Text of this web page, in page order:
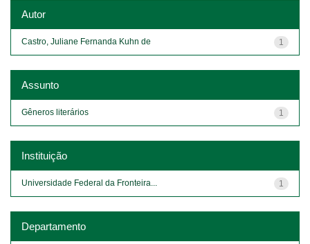
Autor
1
Castro, Juliane Fernanda Kuhn de
Assunto
1
Gêneros literários
Instituição
1
Universidade Federal da Fronteira...
Departamento